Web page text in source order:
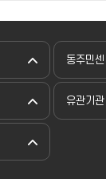
동주민센
유관기관